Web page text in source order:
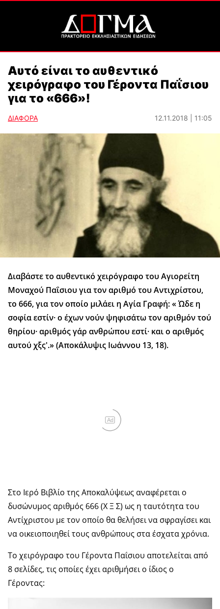
Αυτό είναι το αυθεντικό
χειρόγραφο του Γέροντα Παΐσιου
για το «666»!
ΔΙΑΦΟΡΑ 12.11.2018 | 11:05
Διαβάστε το αυθεντικό χειρόγραφο του Αγιορείτη
Μοναχού Παΐσιου για τον αριθμό του Αντιχρίστου,
το 666, για τον οποίο μιλάει η Αγία Γραφή: « Ώδε η
σοφία εστίν· ο έχων νούν ψηφισάτω τον αριθμόν τού
θηρίου· αριθμός γάρ ανθρώπου εστί· και ο αριθμός
αυτού χξς'.» (Αποκάλυψις Ιωάννου 13, 18).
Ad
Στο Ιερό Βιβλίο της Αποκαλύψεως αναφέρεται ο
δυσώνυμος αριθμός 666 (Χ Ξ Σ) ως η ταυτότητα του
Αντίχριστου με τον οποίο θα θελήσει να σφραγίσει και
να οικειοποιηθεί τους ανθρώπους στα έσχατα χρόνια.
Το χειρόγραφο του Γέροντα Παΐσιου αποτελείται από
8 σελίδες, τις οποίες έχει αριθμήσει ο ίδιος ο
Γέροντας: